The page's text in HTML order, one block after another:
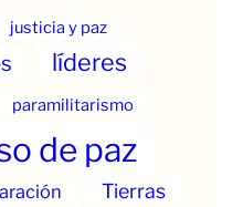
justicia y paz
líderes
paramilitarismo
de paz
Tierras